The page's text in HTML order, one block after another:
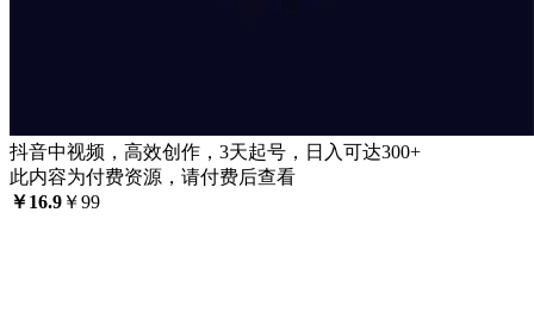
抖音中视频，高效创作，3天起号，日入可达300+
此内容为付费资源，请付费后查看
￥16.9 ￥99